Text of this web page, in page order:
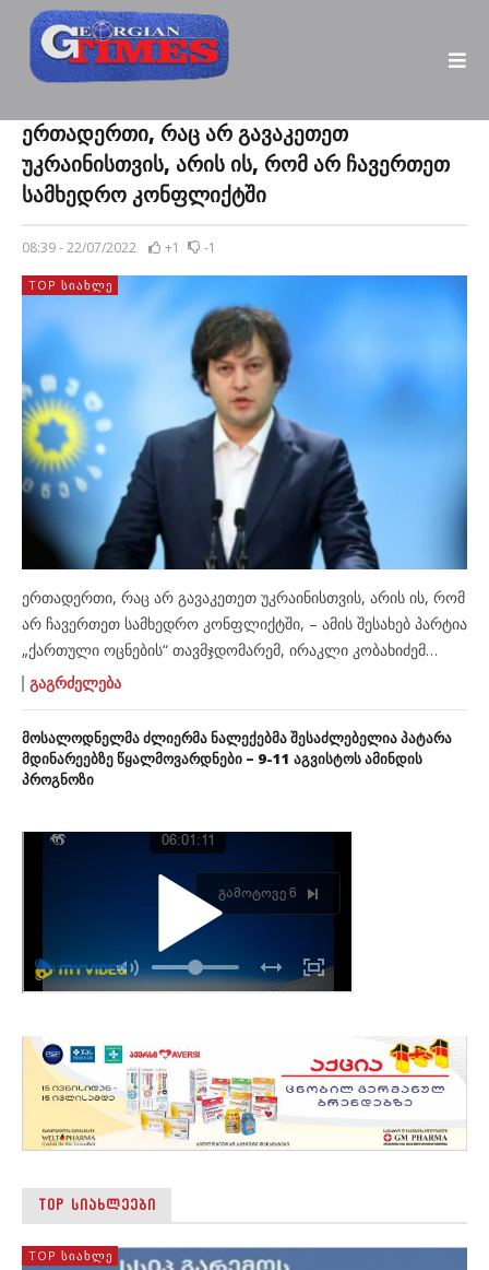
ერთადერთი, რაც არ გავაკეთეთ
უკრაინისთვის, არის ის, რომ არ ჩავერთეთ
სამხედრო კონფლიქტში
08:39 - 22/07/2022 +1 -1
TOP ᲡᲘᲐᲮᲚᲔ
ერთადერთი, რაც არ გავაკეთეთ უკრაინისთვის, არის ის, რომ
არ ჩავერთეთ სამხედრო კონფლიქტში, – ამის შესახებ პარტია
„ქართული ოცნების“ თავმჯდომარემ, ირაკლი კობახიძემ
ტელეკომპანია „იმედის“ ეთერში განაცხადა. მისი თქმით,
უკავშირდებოდა იმას, რომ უკრაინას სურს საქართველო
იხილოს მეორე ფრონტად. „მერე დამატებითი კითხვა
დაუსვეს და იქ გადავიდა იმაზე, რომ არ შევაიარაღეთ ჩვენ
ᲒᲐᲒᲠᲫᲔᲚᲔᲑᲐ
მოსალოდნელმა ძლიერმა ნალექებმა შესაძლებელია პატარა
მდინარეებზე წყალმოვარდნები – 9-11 აგვისტოს ამინდის
პროგნოზი
TOP ᲡᲘᲐᲮᲚᲔᲔᲑᲘ
TOP ᲡᲘᲐᲮᲚᲔ